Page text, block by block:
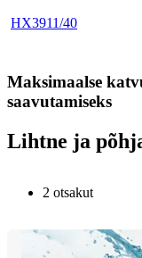
HX3911/40
Maksimaalse
saavutamiseks
Lihtne ja
2 otsakut